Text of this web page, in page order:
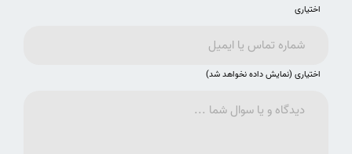
اختیاری
اختیاری (نمایش داده نخواهد شد)